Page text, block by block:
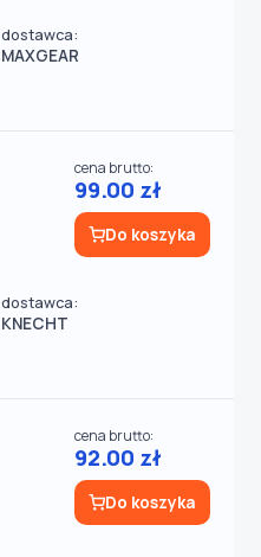
dostawca:
MAXGEAR
dostawca:
KNECHT
cena brutto:
99.00 zł
Do koszyka
cena brutto:
92.00 zł
Do koszyka